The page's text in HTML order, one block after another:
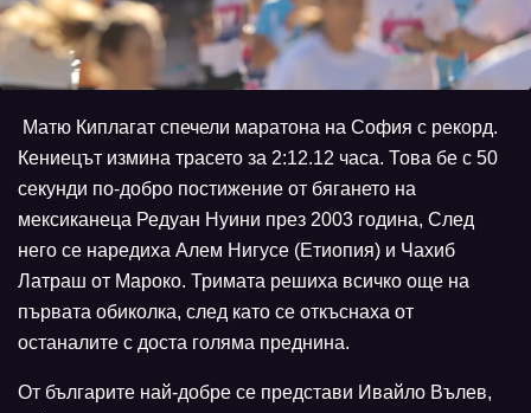
Матю Киплагат спечели маратона на София с рекорд.
Кениецът измина трасето за 2:12.12 часа. Това бе с 50
секунди по-добро постижение от бягането на
мексиканеца Редуан Нуини през 2003 година, След
него се наредиха Алем Нигусе (Етиопия) и Чахиб
Латраш от Мароко. Тримата решиха всичко още на
първата обиколка, след като се откъснаха от
останалите с доста голяма преднина.
От българите най-добре се представи Ивайло Вълев,